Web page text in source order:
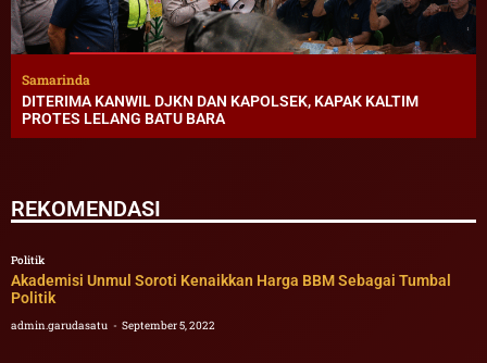
Samarinda
DITERIMA KANWIL DJKN DAN KAPOLSEK, KAPAK KALTIM
PROTES LELANG BATU BARA
REKOMENDASI
Politik
Akademisi Unmul Soroti Kenaikkan Harga BBM Sebagai Tumbal
Politik
admin.garudasatu September 5, 2022